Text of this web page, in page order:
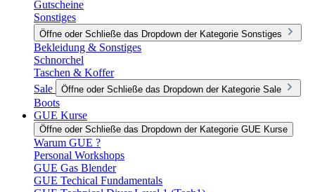
Gutscheine
Sonstiges
Öffne oder Schließe das Dropdown der Kategorie Sonstiges
Bekleidung & Sonstiges
Schnorchel
Taschen & Koffer
Sale
Öffne oder Schließe das Dropdown der Kategorie Sale
Boots
GUE Kurse
Öffne oder Schließe das Dropdown der Kategorie GUE Kurse
Warum GUE ?
Personal Workshops
GUE Gas Blender
GUE Techical Fundamentals